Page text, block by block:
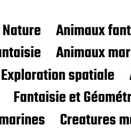
Animaux
Animaux
Exploration spatiale
Fantaisie et
Creatures